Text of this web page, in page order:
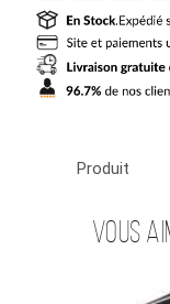
Allemagne
Domicile
2026
2027
Produit
Vous